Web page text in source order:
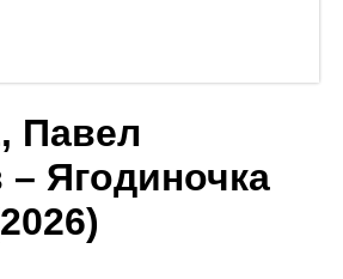
Павел
Ягодиночка